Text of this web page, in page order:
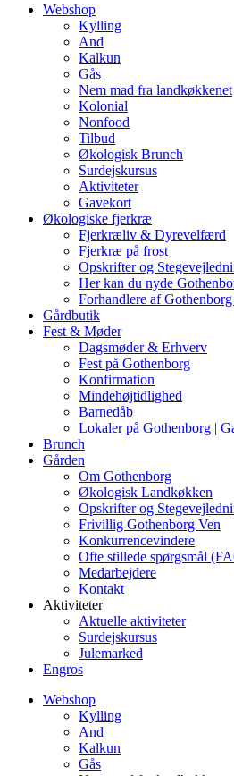
Webshop
Kylling
And
Kalkun
Gås
Nem mad fra landkøkkenet
Kolonial
Nonfood
Tilbud
Økologisk Brunch
Surdejskursus
Aktiviteter
Gavekort
Økologiske fjerkræ
Fjerkræliv & Dyrevelfærd
Fjerkræ på frost
Opskrifter og
Her kan du nyde
Forhandlere af
Gårdbutik
Fest & Møder
Dagsmøder & Erhverv
Fest på Gothenborg
Konfirmation
Mindehøjtidlighed
Barnedåb
Lokaler på Gothenborg |
Brunch
Gården
Om Gothenborg
Økologisk Landkøkken
Opskrifter og
Frivillig Gothenborg Ven
Konkurrencevindere
Ofte stillede spørgsmål
Medarbejdere
Kontakt
Aktiviteter
Aktuelle aktiviteter
Surdejskursus
Julemarked
Engros
Webshop
Kylling
And
Kalkun
Gås